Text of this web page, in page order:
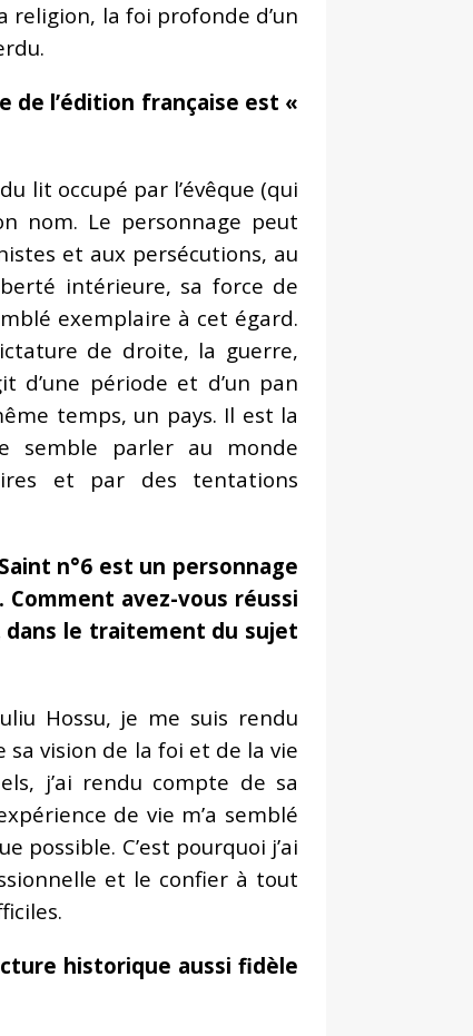
la foi profonde d’un
de l’édition française est «
lit occupé par l’évêque (qui
nom. Le personnage peut
et aux persécutions, au
intérieure, sa force de
exemplaire à cet égard.
de droite, la guerre,
d’une période et d’un pan
temps, un pays. Il est la
semble parler au monde
et par des tentations
n°6 est un personnage
avez-vous réussi
le traitement du sujet
Hossu, je me suis rendu
vision de la foi et de la vie
j’ai rendu compte de sa
de vie m’a semblé
C’est pourquoi j’ai
et le confier à tout
historique aussi fidèle